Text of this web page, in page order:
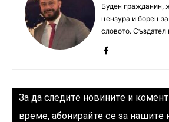
Буден гражданин,
цензура и борец
словото.
За да следите новините и
време, абонирайте се за нашите